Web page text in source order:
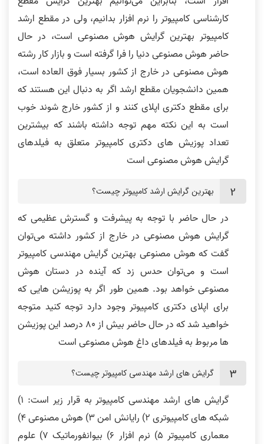
کارشناسی کامپیوتر را نرم افزار بدانیم، ولی در مقطع ارشد
کامپیوتر بهترین گرایش هوش مصنوعی است، در حال
حاضر هوش مصنوعی دنیا را فرا گرفته است و بازار کار رشته
هوش مصنوعی در خارج از کشور بسیار فوق العاده است،
همین دانشجویان مقطع ارشد اگر به دنبال این هستند که
برای مقطع دکتری اپلای کنند و از کشور خارج شوند خوب
است به این نکته مهم توجه داشته باشند که بیشترین
تعداد پوزیش های دکتری کامپیوتر متعلق به فیلدهای
گرایش هوش مصنوعی است
بهترین گرایش ارشد کامپیوتر چیست؟
در حال حاضر با توجه به پیشرفت و گسترش عظیمی که
گرایش هوش مصنوعی در خارج از کشور داشته می‌توان
گفت که هوش مصنوعی بهترین گرایش مهندسی کامپیوتر
است و می‌توان حدس زد که آینده در دستان هوش
مصنوعی خواهد بود. همین طور اگر به پوزیشن هایی که
برای اپلای دکتری کامپیوتر وجود دارد توجه کنید متوجه
خواهید شد که در حال حاضر بیش از 80 درصد این پوزیشن
ها مربوط به فیلدهای داغ هوش مصنوعی است
گرایش های ارشد مهندسی کامپیوتر چیست؟
گرایش های ارشد مهندسی کامپیوتر به قرار زیر است: 1)
شبکه های کامپیوتری 2) رایانش امن 3) هوش مصنوعی 4)
معماری کامپیوتر 5) نرم افزار 6) بیوانفورماتیک 7) علوم